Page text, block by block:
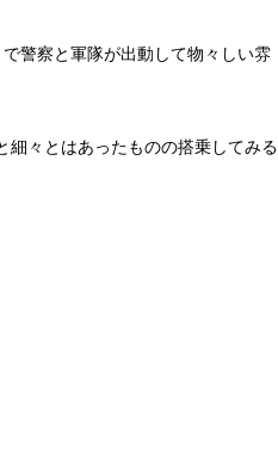
警察と軍隊が出動して物々しい雰
細々とはあったものの搭乗してみる